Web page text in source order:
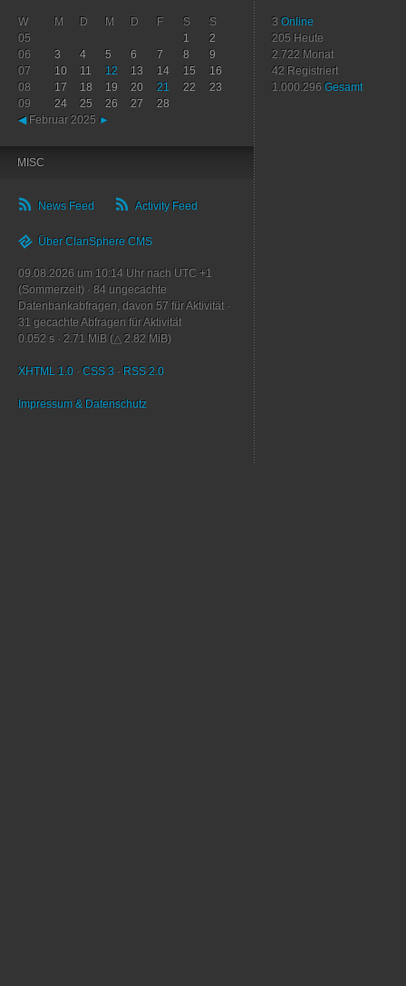
W M D M D F S
S
05
1
2
06
3 4 5 6 7 8
9
07
10 11 12 13 14 15
16
08
17 18 19 20 21 22
23
09
24 25 26 27
28
◀Februar 2025 ►
3 Online
205 Heute
2.722 Monat
42 Registriert
1.000.296 Gesamt
MISC
News Feed Activity Feed
Über ClanSphere CMS
09.08.2026 um 10:14 Uhr nach UTC +1
(Sommerzeit) · 84 ungecachte
Datenbankabfragen, davon 57 für Aktivität ·
31 gecachte Abfragen für Aktivität
0.052 s · 2.71 MiB (△ 2.82 MiB)
XHTML 1.0 · CSS 3 · RSS 2.0
Impressum & Datenschutz